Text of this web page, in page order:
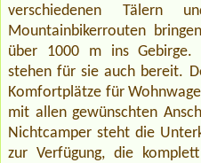
verschiedenen Tälern
Mountainbikerrouten
über 1000 m ins Gebirge.
stehen für sie auch bereit.
Komfortplätze für
mit allen gewünschten
Nichtcamper steht die
zur Verfügung, die